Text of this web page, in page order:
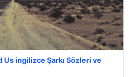
Us ingilizce Şarkı Sözleri ve